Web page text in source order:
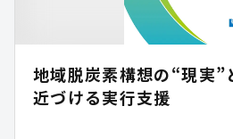
地域脱炭素構想の“現実”
近づける実行支援